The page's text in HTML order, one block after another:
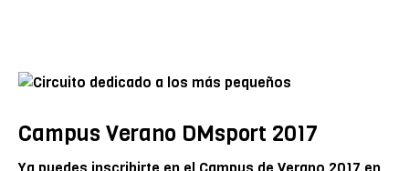
Campus Verano DMsport 2017